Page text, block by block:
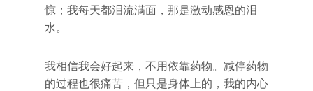
惊；我每天都泪流满面，那是激动感恩的泪
水。
我相信我会好起来，不用依靠药物。减停药物
的过程也很痛苦，但只是身体上的，我的内心